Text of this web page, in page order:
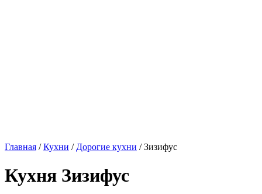
Главная /Кухни / Дорогие кухни / Зизифус
Кухня Зизифус